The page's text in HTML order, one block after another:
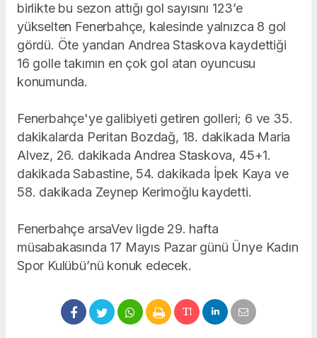
birlikte bu sezon attığı gol sayısını 123’e
yükselten Fenerbahçe, kalesinde yalnızca 8 gol
gördü. Öte yandan Andrea Staskova kaydettiği
16 golle takımın en çok gol atan oyuncusu
konumunda.
Fenerbahçe'ye galibiyeti getiren golleri; 6 ve 35.
dakikalarda Peritan Bozdağ, 18. dakikada Maria
Alvez, 26. dakikada Andrea Staskova, 45+1.
dakikada Sabastine, 54. dakikada İpek Kaya ve
58. dakikada Zeynep Kerimoğlu kaydetti.
Fenerbahçe arsaVev ligde 29. hafta
müsabakasında 17 Mayıs Pazar günü Ünye Kadın
Spor Kulübü’nü konuk edecek.